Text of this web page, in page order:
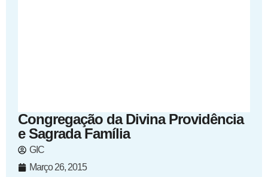
Congregação da Divina Providência
e Sagrada Família
GIC
Março 26, 2015